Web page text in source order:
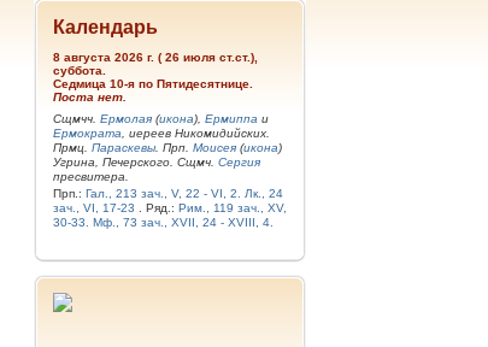
Календарь
8 августа 2026 г. ( 26 июля ст.ст.),
суббота.
Седмица 10-я по Пятидесятнице.
Поста нет.
Сщмчч. Ермолая (икона), Ермиппа и
Ермократа , иереев Никомидийских.
Прмц. Параскевы . Прп. Моисея (икона)
Угрина, Печерского. Сщмч. Сергия
пресвитера.
Прп.: Гал., 213 зач., V, 22 - VI, 2.
Лк., 24
зач., VI, 17-23
. Ряд.: Рим., 119 зач., XV,
30-33.
Мф., 73 зач., XVII, 24 - XVIII, 4.